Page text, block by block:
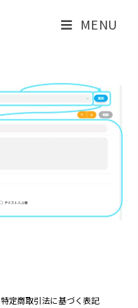
MENU
特定商取引法に基づく表記